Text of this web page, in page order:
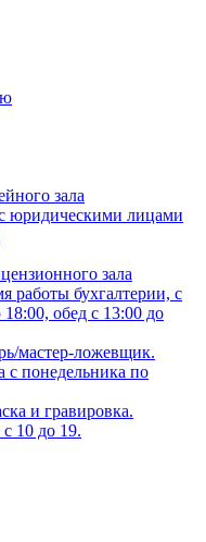
зала
юридическими лицами
зала
работы бухгалтерии, с
обед с 13:00 до
мастер-ложевщик.
с понедельника по
и гравировка.
10 до 19.